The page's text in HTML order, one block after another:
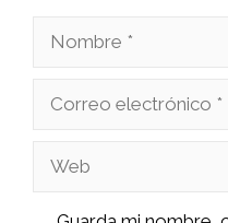
Nombre
Correo
Web